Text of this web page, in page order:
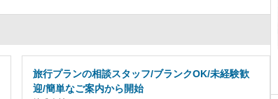
旅行プランの相談スタッフ/ブランクOK/未経験歓
迎/簡単なご案内から開始